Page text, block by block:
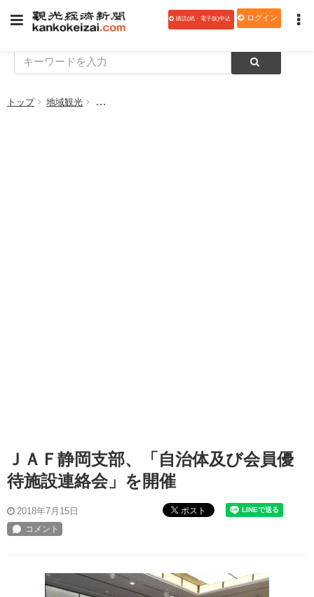
購読(紙・電子版)申込 ログイン
トップ 地域観光 ＪＡＦ静岡支部、「自治体及び会員優待施設連絡会
ＪＡＦ静岡支部、「自治体及び会員優
待施設連絡会」を開催
2018年7月15日 ポスト